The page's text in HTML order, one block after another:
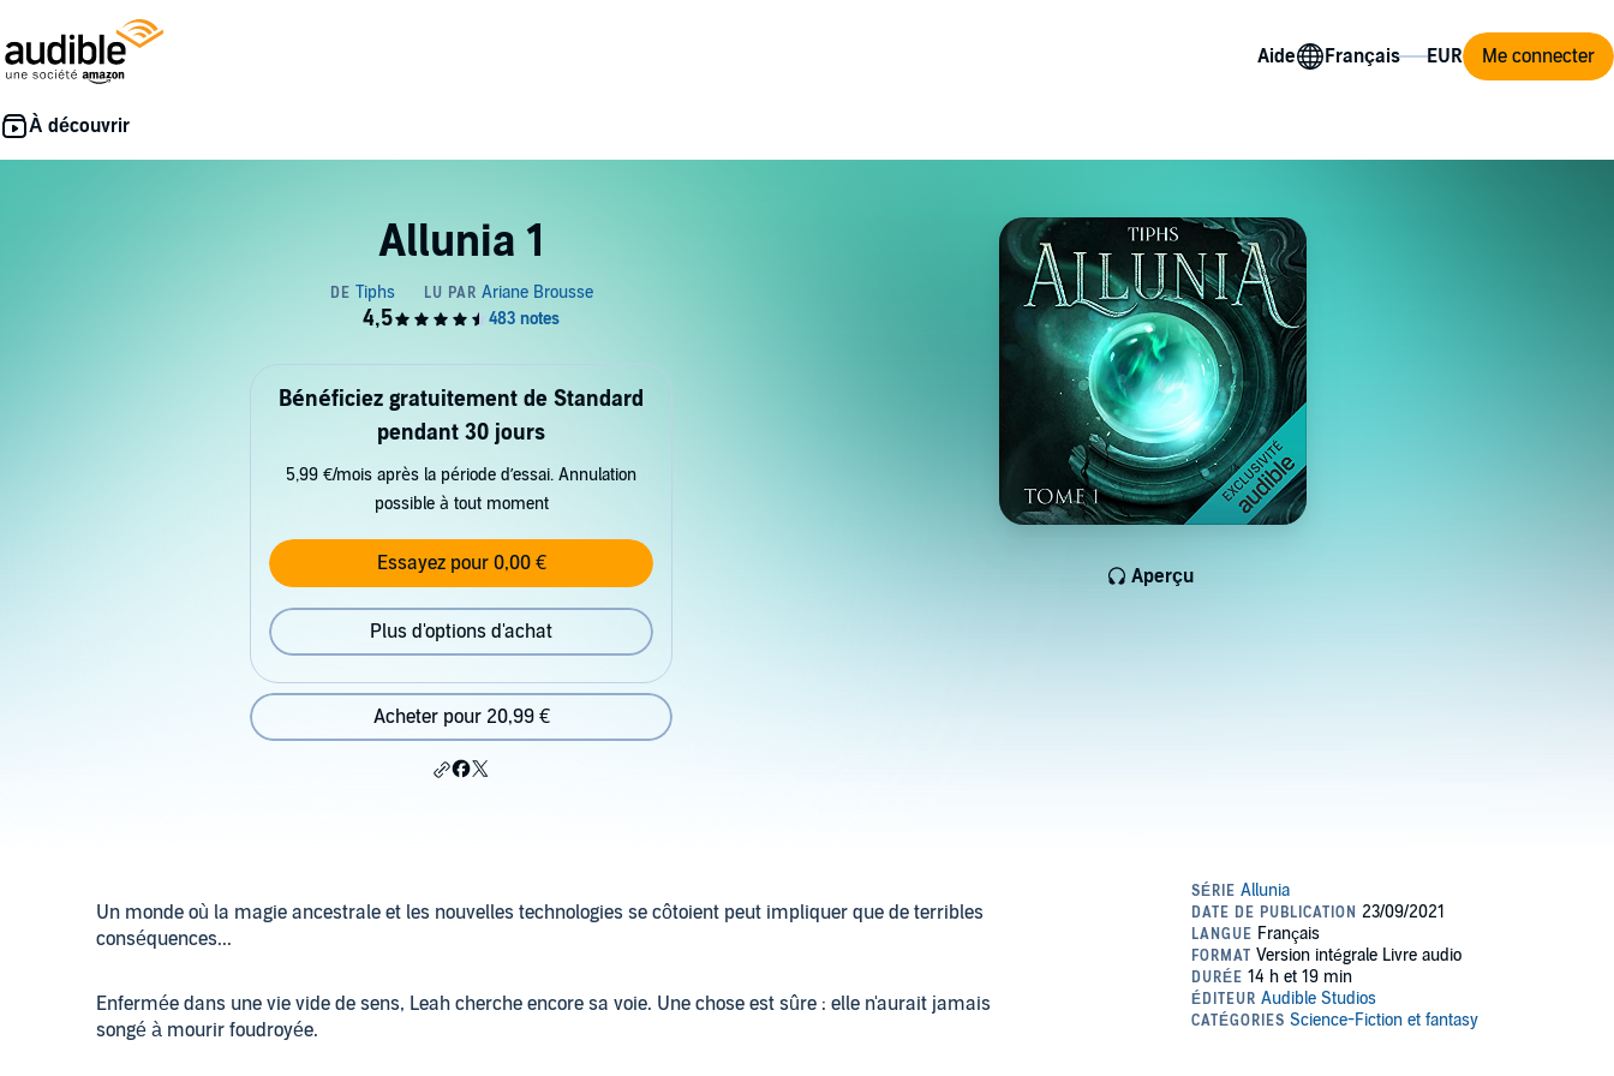
Aide Me connecter
Allunia 1
Aperçu
Bénéficiez gratuitement de Standard
pendant 30 jours
5,99 €/mois après la période d’essai. Annulation
possible à tout moment
Essayez pour 0,00 €
Plus d'options d'achat
Acheter pour 20,99 €
Un monde où la magie ancestrale et les nouvelles technologies se côtoient peut impliquer que de terribles
conséquences...
Enfermée dans une vie vide de sens, Leah cherche encore sa voie. Une chose est sûre : elle n'aurait jamais
songé à mourir foudroyée.